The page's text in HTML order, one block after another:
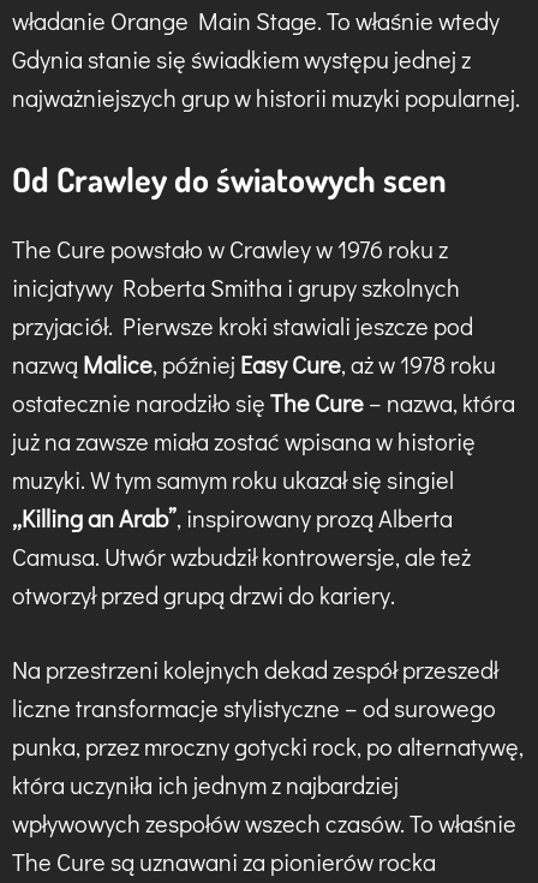
władanie Orange Main Stage. To właśnie wtedy
Gdynia stanie się świadkiem występu jednej z
najważniejszych grup w historii muzyki popularnej.
Od Crawley do światowych scen
The Cure powstało w Crawley w 1976 roku z
inicjatywy Roberta Smitha i grupy szkolnych
przyjaciół. Pierwsze kroki stawiali jeszcze pod
nazwą Malice, później Easy Cure, aż w 1978 roku
ostatecznie narodziło sięThe Cure– nazwa, która
już na zawsze miała zostać wpisana w historię
muzyki. W tym samym roku ukazał się singiel
„Killing an Arab”, inspirowany prozą Alberta
Camusa. Utwór wzbudził kontrowersje, ale też
otworzył przed grupą drzwi do kariery.
Na przestrzeni kolejnych dekad zespół przeszedł
liczne transformacje stylistyczne – od surowego
punka, przez mroczny gotycki rock, po alternatywę,
która uczyniła ich jednym z najbardziej
wpływowych zespołów wszech czasów. To właśnie
The Cure są uznawani za pionierów rocka